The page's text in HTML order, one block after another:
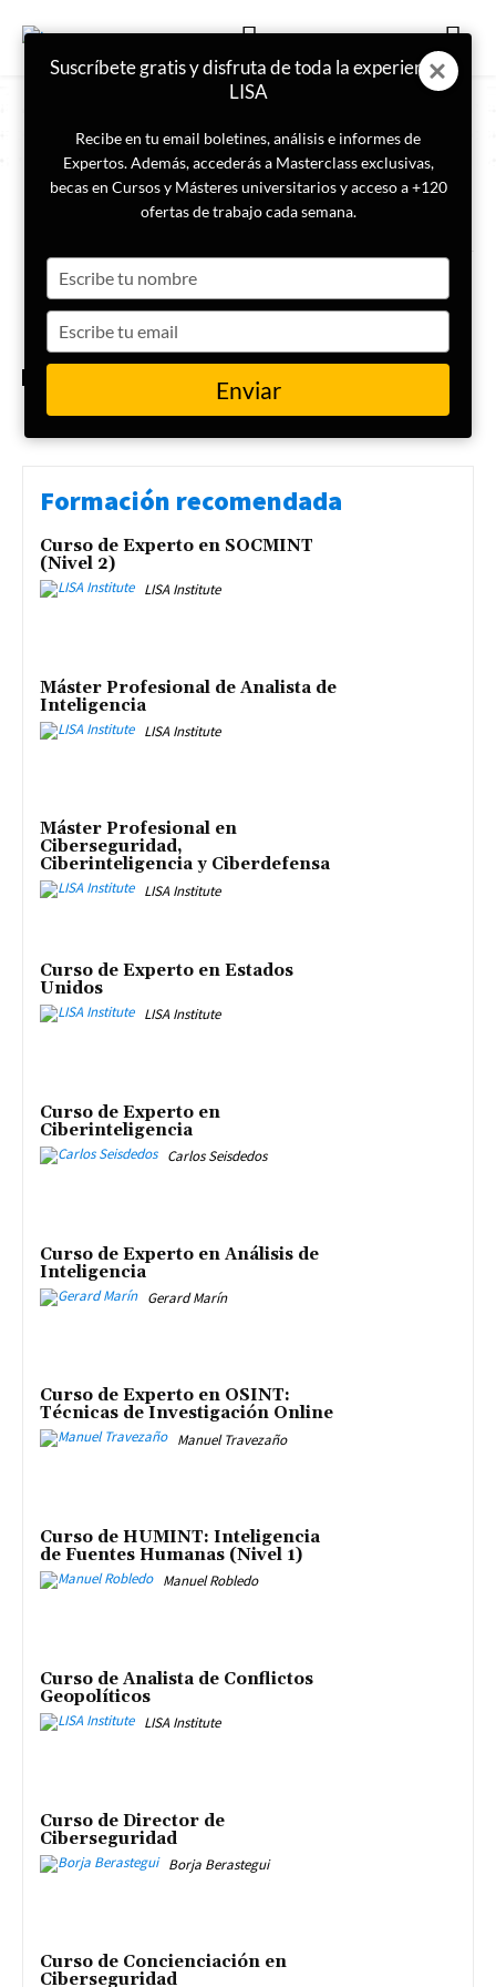
ETIQUETA
Expodefensa
LISA promueve la prospectiva
estratégica y el talento humano
en Expodefensa en Colombia
Formación recomendada
Curso de Experto en SOCMINT
(Nivel 2)
LISA Institute
Máster Profesional de Analista de
Inteligencia
LISA Institute
Máster Profesional en
Ciberseguridad,
Ciberinteligencia y Ciberdefensa
LISA Institute
Curso de Experto en Estados
Unidos
LISA Institute
Curso de Experto en
Ciberinteligencia
Carlos Seisdedos
Curso de Experto en Análisis de
Inteligencia
Gerard Marín
Curso de Experto en OSINT:
Técnicas de Investigación Online
Manuel Travezaño
Curso de HUMINT: Inteligencia
de Fuentes Humanas (Nivel 1)
Manuel Robledo
Curso de Analista de Conflictos
Geopolíticos
LISA Institute
Curso de Director de
Ciberseguridad
Borja Berastegui
Curso de Concienciación en
Ciberseguridad
Suscríbete gratis y disfruta de toda la experiencia
LISA
Recibe en tu email boletines, análisis e informes de
Expertos. Además, accederás a Masterclass exclusivas,
becas en Cursos y Másteres universitarios y acceso a +120
ofertas de trabajo cada semana.
your
name
your
email
Enviar